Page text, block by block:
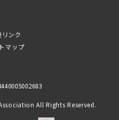
ンク
マップ
All Rights Reserved.